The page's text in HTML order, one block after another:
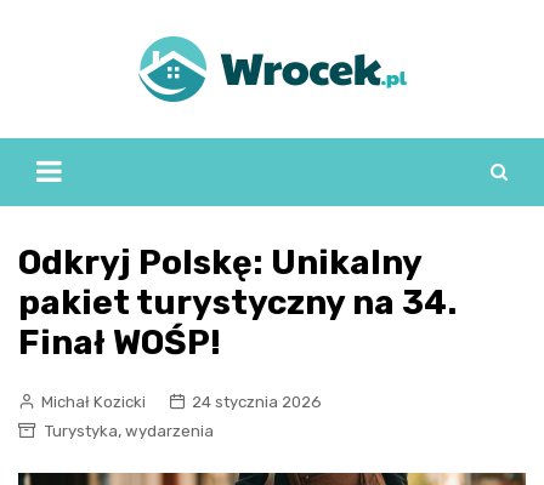
Odkryj Polskę: Unikalny
pakiet turystyczny na 34.
Finał WOŚP!
Michał Kozicki
24 stycznia 2026
Turystyka, wydarzenia